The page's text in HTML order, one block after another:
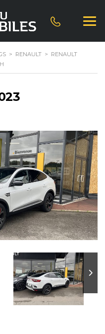
> RENAULT > RENAULT